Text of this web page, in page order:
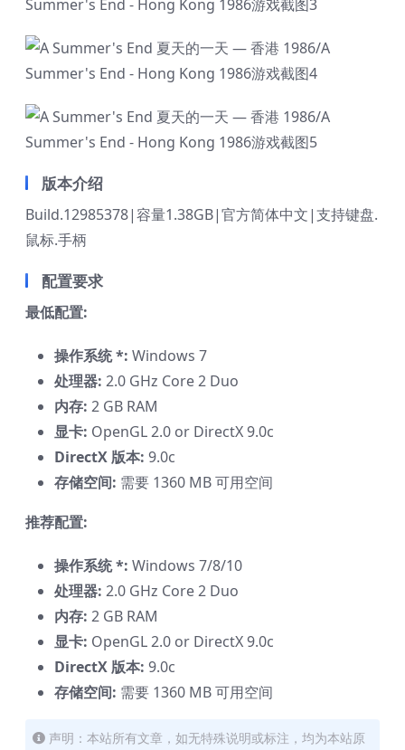
版本介绍
Build.12985378|容量1.38GB|官方简体中文|支持键盘.
鼠标.手柄
配置要求
最低配置:
操作系统 *: Windows 7
处理器: 2.0 GHz Core 2 Duo
内存: 2 GB RAM
显卡: OpenGL 2.0 or DirectX 9.0c
DirectX 版本: 9.0c
存储空间: 需要 1360 MB 可用空间
推荐配置:
操作系统 *: Windows 7/8/10
处理器: 2.0 GHz Core 2 Duo
内存: 2 GB RAM
显卡: OpenGL 2.0 or DirectX 9.0c
DirectX 版本: 9.0c
存储空间: 需要 1360 MB 可用空间
声明：本站所有文章，如无特殊说明或标注，均为本站原